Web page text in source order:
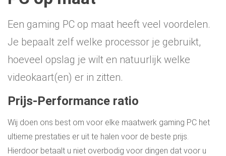
Een gaming PC op maat heeft veel voordelen.
Je bepaalt zelf welke processor je gebruikt,
hoeveel opslag je wilt en natuurlijk welke
videokaart(en) er in zitten.
Prijs-Performance ratio
Wij doen ons best om voor elke maatwerk gaming PC het
ultieme prestaties er uit te halen voor de beste prijs.
Hierdoor betaalt u niet overbodig voor dingen dat voor u